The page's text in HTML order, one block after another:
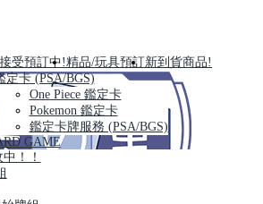
受預訂中!精品/玩具預訂新到貨商品!
定卡 (PSA/BGS)
One Piece 鑑定卡
Pokemon 鑑定卡
鑑定卡牌服務 (PSA/BGS)
GAME
！！